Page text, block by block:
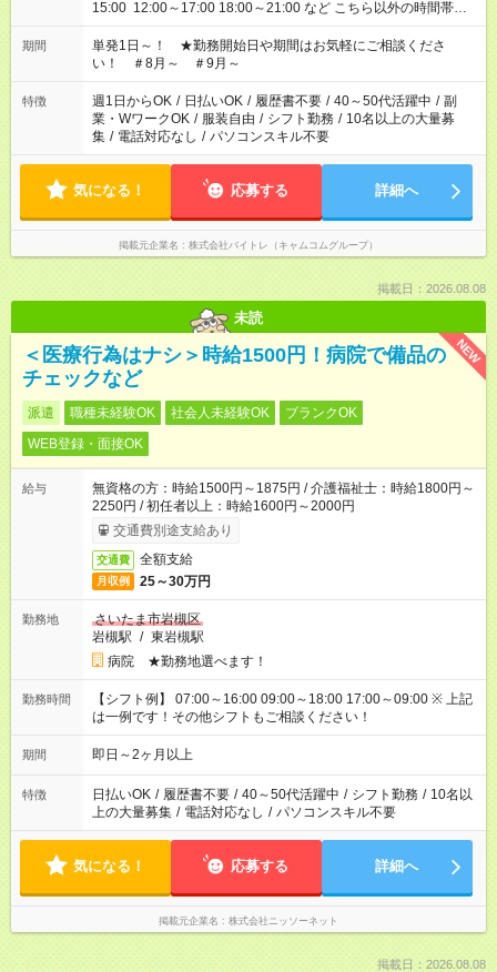
15:00 12:00～17:00 18:00～21:00 など こちら以外の時間帯も
お気軽にご相談ください！
期間
単発1日～！ ★勤務開始日や期間はお気軽にご相談くださ
い！ ＃8月～ ＃9月～
特徴 週1日からOK / 日払いOK / 履歴書不要 / 40～50代活躍中 / 副
業・WワークOK / 服装自由 / シフト勤務 / 10名以上の大量募
集 / 電話対応なし / パソコンスキル不要
気になる！ 応募する 詳細へ
掲載元企業名 株式会社バイトレ（キャムコムグループ）
掲載日：2026.08.08
未読
NEW
＜医療行為はナシ＞時給1500円！病院で備品の
チェックなど
派遣 職種未経験OK 社会人未経験OK
ブランクOK
WEB登録・面接OK
給与
無資格の方：時給1500円～1875円 / 介護福祉士：時給1800円～
2250円 / 初任者以上：時給1600円～2000円
交通費別途支給あり
交通費 全額支給
月収例 25～30万円
勤務地
さいたま市岩槻区
岩槻駅 / 東岩槻駅
病院 ★勤務地選べます！
勤務時間
【シフト例】 07:00～16:00 09:00～18:00 17:00～09:00 ※ 上記
は一例です！その他シフトもご相談ください！
期間 即日～2ヶ月以上
特徴 日払いOK / 履歴書不要 / 40～50代活躍中 / シフト勤務 / 10名以
上の大量募集 / 電話対応なし / パソコンスキル不要
気になる！ 応募する 詳細へ
掲載元企業名 株式会社ニッソーネット
掲載日：2026.08.08